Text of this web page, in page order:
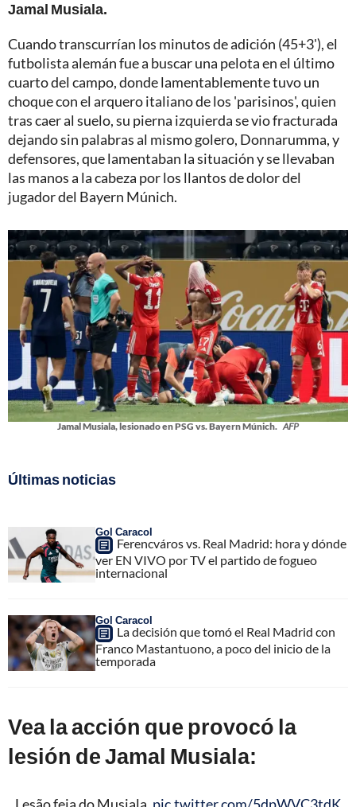
Jamal Musiala.
Cuando transcurrían los minutos de adición (45+3'), el
futbolista alemán fue a buscar una pelota en el último
cuarto del campo, donde lamentablemente tuvo un
choque con el arquero italiano de los 'parisinos', quien
tras caer al suelo, su pierna izquierda se vio fracturada
dejando sin palabras al mismo golero, Donnarumma, y
defensores, que lamentaban la situación y se llevaban
las manos a la cabeza por los llantos de dolor del
jugador del Bayern Múnich.
Jamal Musiala, lesionado en PSG vs. Bayern Múnich. AFP
Últimas noticias
Gol Caracol
Ferencváros vs. Real Madrid: hora y dónde
ver EN VIVO por TV el partido de fogueo
internacional
Gol Caracol
La decisión que tomó el Real Madrid con
Franco Mastantuono, a poco del inicio de la
temporada
Vea la acción que provocó la
lesión de Jamal Musiala: